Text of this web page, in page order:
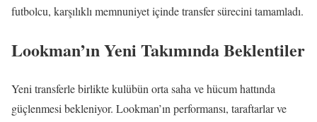
futbolcu, karşılıklı memnuniyet içinde transfer sürecini tamamladı.
Lookman’ın Yeni Takımında Beklentiler
Yeni transferle birlikte kulübün orta saha ve hücum hattında
güçlenmesi bekleniyor. Lookman’ın performansı, taraftarlar ve